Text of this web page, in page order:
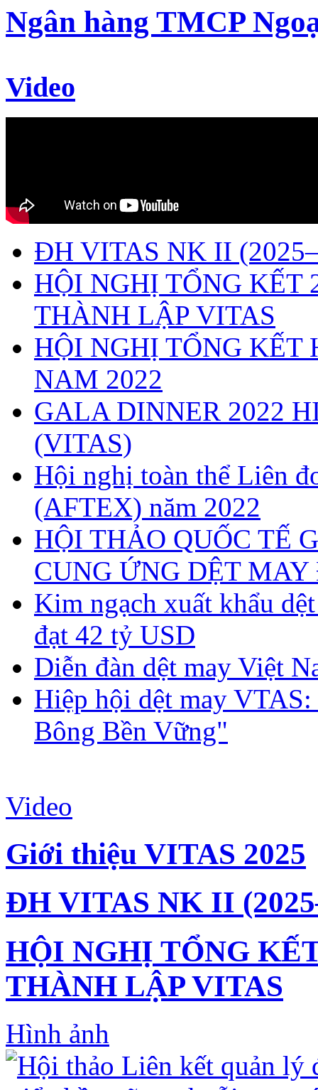
Ngân hàng TMCP
Video
ĐH VITAS NK II
HỘI NGHỊ TỔNG
THÀNH LẬP VITAS
HỘI NGHỊ TỔNG KẾT
NAM 2022
GALA DINNER 2022
(VITAS)
Hội nghị toàn thể Liên
(AFTEX) năm 2022
HỘI THẢO QUỐC TẾ
CUNG ỨNG DỆT
Kim ngạch xuất khẩu
đạt 42 tỷ USD
Diễn đàn dệt may Việt
Hiệp hội dệt may
Bông Bền Vững"
Video
Giới thiệu VITAS 2025
ĐH VITAS NK II
HỘI NGHỊ TỔNG
THÀNH LẬP VITAS
Hình ảnh